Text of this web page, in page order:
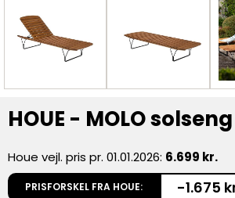
HOUE - MOLO
Houe vejl. pris pr. 01.01.2026: 6.699 kr.
PRISFORSKEL FRA HOUE: -1.675